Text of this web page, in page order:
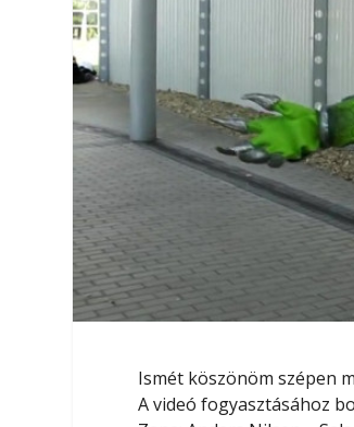
Ismét köszönöm szépen
A videó fogyasztásához